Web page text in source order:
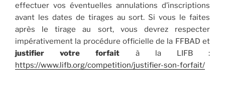
effectuer vos éventuelles annulations d’inscriptions
avant les dates de tirages au sort. Si vous le faites
après le tirage au sort, vous devrez respecter
impérativement la procédure officielle de la FFBAD et
justifier votre forfait à la LIFB :
https://www.lifb.org/competition/justifier-son-forfait/